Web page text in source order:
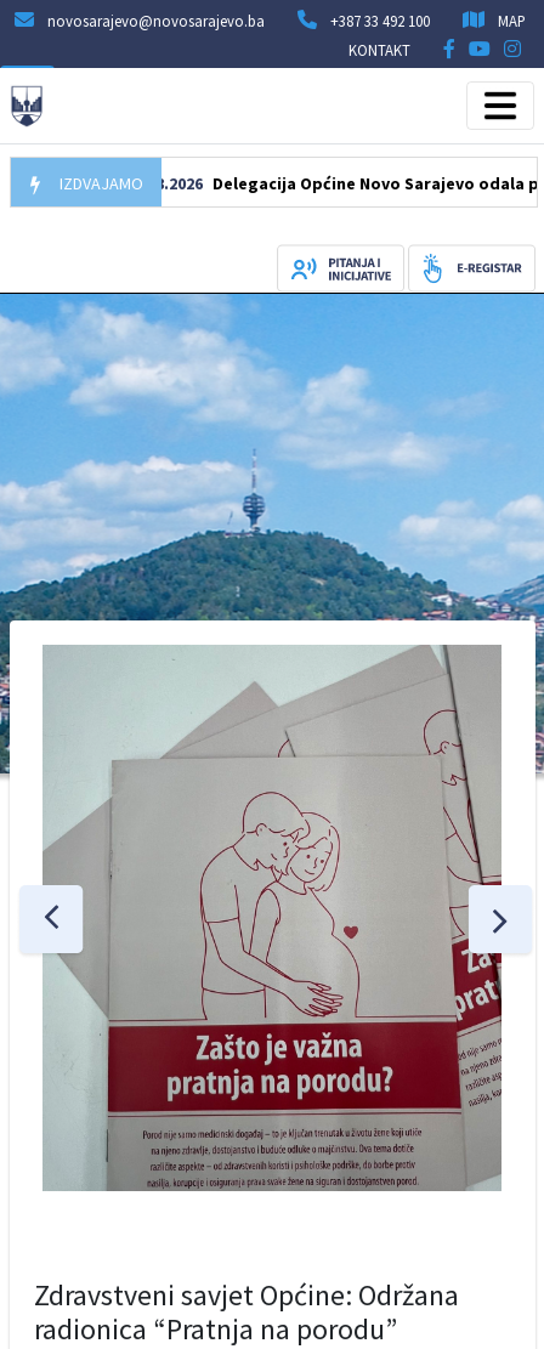
novosarajevo@novosarajevo.ba +387 33 492 100
MAP
KONTAKT
IZDVAJAMO
07.08.2026 Delegacija Općine Novo Sarajevo odala počast
Zdravstveni savjet Općine: Održana
radionica “Pratnja na porodu”